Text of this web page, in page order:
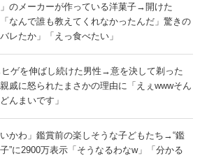
」のメーカーが作っている洋菓子→開けた
んで誰も教えてくれなかったんだ」驚きの
レたか」「えっ食べたい」
ヒゲを伸ばし続けた男性→意を決して剃った
に怒られたまさかの理由に「えぇwwwそん
んまいです」
いかわ」鑑賞前の楽しそうな子どもたち→“鑑
”に2900万表示「そうなるわなw」「分かる